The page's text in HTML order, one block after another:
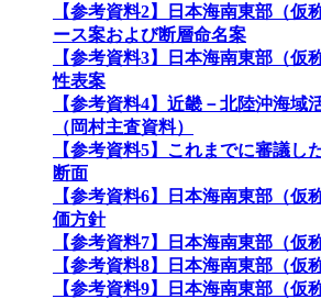
【参考資料2】日本海南東部（仮
ース案および断層命名案
【参考資料3】日本海南東部（仮
性表案
【参考資料4】近畿－北陸沖海域
（岡村主査資料）
【参考資料5】これまでに審議し
断面
【参考資料6】日本海南東部（仮
価方針
【参考資料7】日本海南東部（仮
【参考資料8】日本海南東部（仮
【参考資料9】日本海南東部（仮